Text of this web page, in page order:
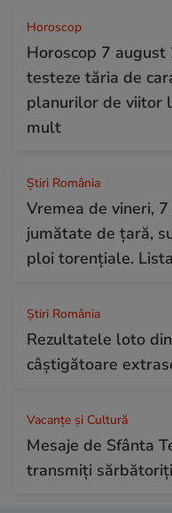
Horoscop
Horoscop 7 august
testeze tăria de
planurilor de viitor
mult
Știri România
Vremea de vineri,
jumătate de țară,
ploi torențiale.
Știri România
Rezultatele loto
câștigătoare
Vacanțe și Cultură
Mesaje de Sfânta
transmiți